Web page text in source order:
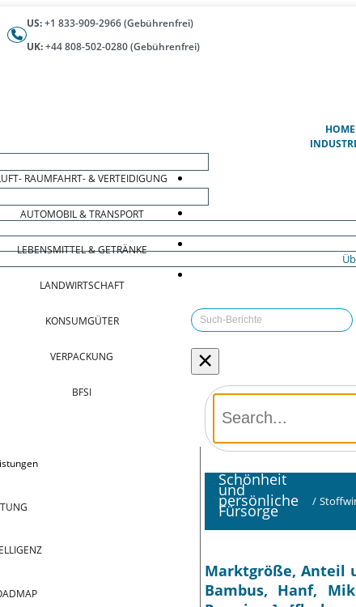
US:+1 833-909-2966 (Gebührenfrei)
UK:+44 808-502-0280 (Gebührenfrei)
HOME
RAUMFAHRT- & VERTEIDIGUNG
AUTOMOBIL & TRANSPORT
LEBENSMITTEL & GETRÄNKE
LANDWIRTSCHAFT
KONSUMGÜTER
VERPACKUNG
BFSI
×
Schönheit
und
persönliche
Fürsorge /
Marktgröße, Anteil
Bambus, Hanf,